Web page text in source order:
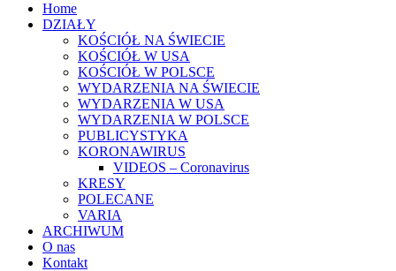
Home
DZIAŁY
KOŚCIÓŁ NA ŚWIECIE
KOŚCIÓŁ W USA
KOŚCIÓŁ W POLSCE
WYDARZENIA NA ŚWIECIE
WYDARZENIA W USA
WYDARZENIA W POLSCE
PUBLICYSTYKA
KORONAWIRUS
VIDEOS – Coronavirus
KRESY
POLECANE
VARIA
ARCHIWUM
O nas
Kontakt